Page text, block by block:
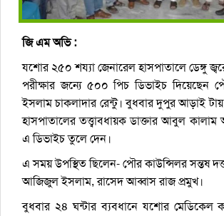
জি এম অভি :
যশোর ২৫০ শয্যা জেনারেল হাসপাতালে ডেঙ্গু
পরীক্ষার জন্যে ৫০০ পিচ ডিভাইচ দিয়েছেন
ইসলাম চাকলাদার রেন্টু। বুধবার দুপুর আড়াই টায়
হাসপাতালের তত্ত্বাবধায়ক ডাক্তার আবুল
এ ডিভাইচ তুলে দেন।
এ সময় উপস্থিত ছিলেন- পৌর কাউন্সিলর সন্তষ
আজিজুল ইসলাম, রাসেদ আব্বাস রাজ প্রমুখ।
বুধবার ২৪ ঘন্টার ব্যবধানে যশোর মেডিকেল